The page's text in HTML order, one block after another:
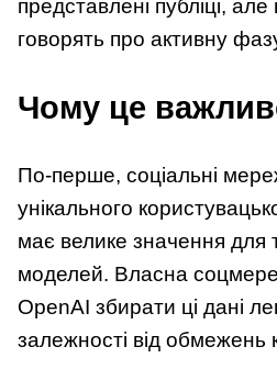
представлені публіці,
говорять про активну
Чому це
По-перше, соціальні
унікального
має велике значення для
моделей. Власна
OpenAI збирати ці дані
залежності від обмежень